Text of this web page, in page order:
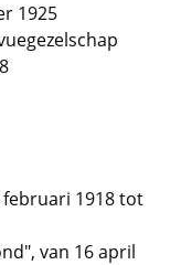
1925
1918 tot
van 16 april